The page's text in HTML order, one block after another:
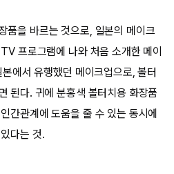
품을 바르는 것으로, 일본의 메이크
프로그램에 나와 처음 소개한 메이
에서 유행했던 메이크업으로, 볼터
된다. 귀에 분홍색 볼터치용 화장품
간관계에 도움을 줄 수 있는 동시에
다는 것.